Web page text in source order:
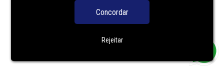
Concordar
Rejeitar